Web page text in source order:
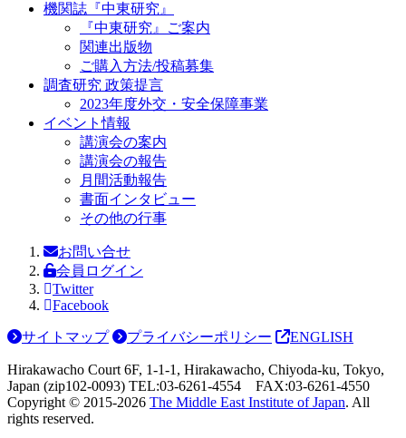
機関誌『中東研究』
『中東研究』ご案内
関連出版物
ご購入方法/投稿募集
調査研究 政策提言
2023年度外交・安全保障事業
イベント情報
講演会の案内
講演会の報告
月間活動報告
書面インタビュー
その他の行事
お問い合せ
会員ログイン
Twitter
Facebook
サイトマップ プライバシーポリシー ENGLISH
Hirakawacho Court 6F, 1-1-1, Hirakawacho, Chiyoda-ku, Tokyo,
Japan (zip102-0093) TEL:03-6261-4554 FAX:03-6261-4550
Copyright © 2015-2026 The Middle East Institute of Japan. All
rights reserved.